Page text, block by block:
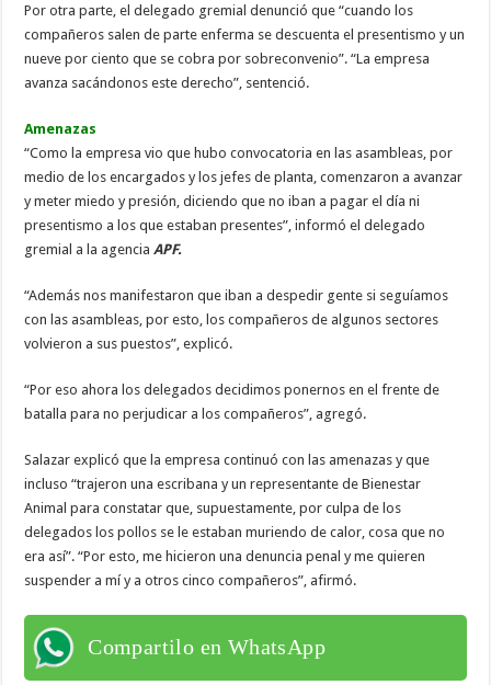
Por otra parte, el delegado gremial denunció que “cuando los
compañeros salen de parte enferma se descuenta el presentismo y un
nueve por ciento que se cobra por sobreconvenio”. “La empresa
avanza sacándonos este derecho”, sentenció.
Amenazas
“Como la empresa vio que hubo convocatoria en las asambleas, por
medio de los encargados y los jefes de planta, comenzaron a avanzar
y meter miedo y presión, diciendo que no iban a pagar el día ni
presentismo a los que estaban presentes”, informó el delegado
gremial a la agenciaAPF.
“Además nos manifestaron que iban a despedir gente si seguíamos
con las asambleas, por esto, los compañeros de algunos sectores
volvieron a sus puestos”, explicó.
“Por eso ahora los delegados decidimos ponernos en el frente de
batalla para no perjudicar a los compañeros”, agregó.
Salazar explicó que la empresa continuó con las amenazas y que
incluso “trajeron una escribana y un representante de Bienestar
Animal para constatar que, supuestamente, por culpa de los
delegados los pollos se le estaban muriendo de calor, cosa que no
era así”. “Por esto, me hicieron una denuncia penal y me quieren
suspender a mí y a otros cinco compañeros”, afirmó.
Compartilo en WhatsApp